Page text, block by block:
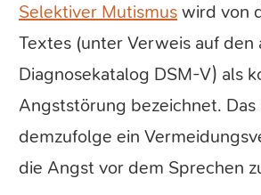
Selektiver Mutismus wird von
Textes (unter Verweis auf den
Diagnosekatalog DSM-V) als
Angststörung bezeichnet.
demzufolge ein
die Angst vor dem Sprechen